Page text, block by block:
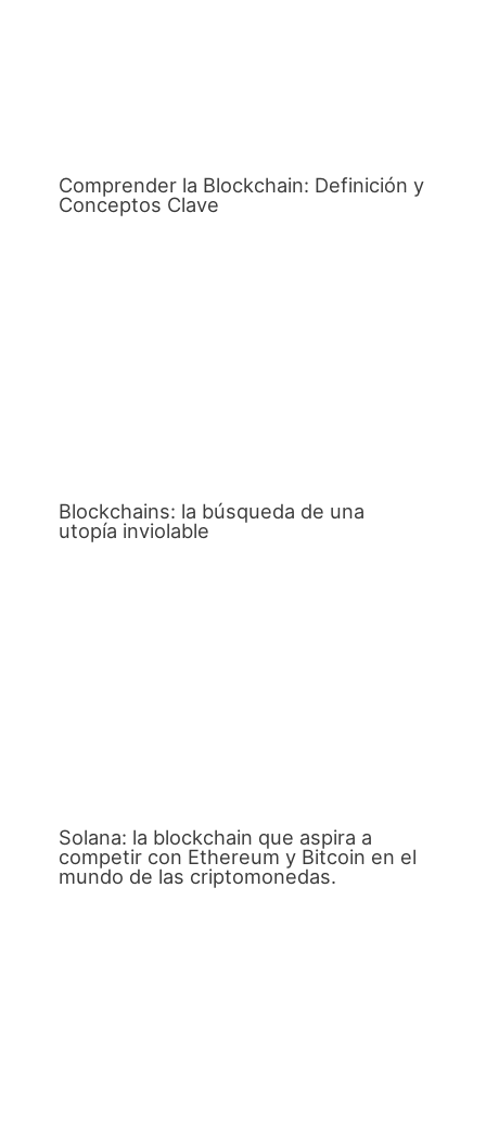
Comprender la Blockchain: Definición y
Conceptos Clave
Blockchains: la búsqueda de una
utopía inviolable
Solana: la blockchain que aspira a
competir con Ethereum y Bitcoin en el
mundo de las criptomonedas.